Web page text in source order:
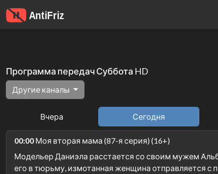
Программа передач Суббота HD
Другие каналы
Вчера Сегодня
00:00 Моя вторая мама (87-я серия) (16+)
Модельер Даниэла расстается со своим мужем
его в тюрьму, измотанная женщина отправляется с